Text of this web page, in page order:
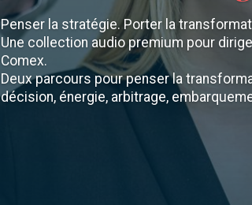
Penser la stratégie. Porter la
Une collection audio premium pour
Comex.
Deux parcours pour penser la
décision, énergie, arbitrage,